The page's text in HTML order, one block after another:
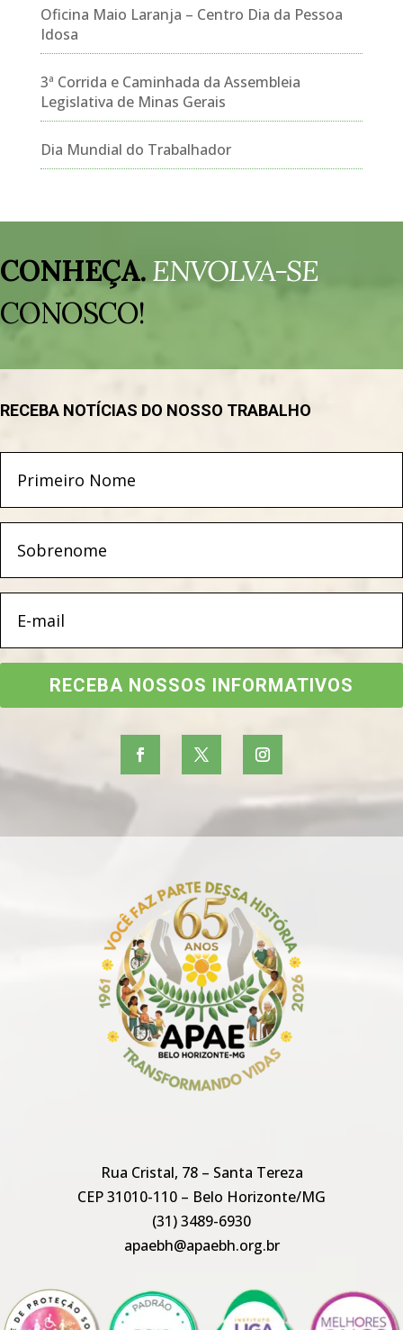
Oficina Maio Laranja – Centro Dia da Pessoa
Idosa
3ª Corrida e Caminhada da Assembleia
Legislativa de Minas Gerais
Dia Mundial do Trabalhador
de
vídeo
CONHEÇA.ENVOLVA-SE
CONOSCO!
RECEBA NOTÍCIAS DO NOSSO TRABALHO
RECEBA NOSSOS INFORMATIVOS
Rua Cristal, 78 – Santa Tereza
CEP 31010-110 – Belo Horizonte/MG
(31) 3489-6930
apaebh@apaebh.org.br